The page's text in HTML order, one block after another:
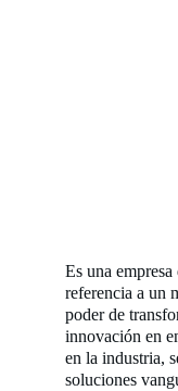
Es una
referencia a un
poder de
innovación en
en la industria,
soluciones